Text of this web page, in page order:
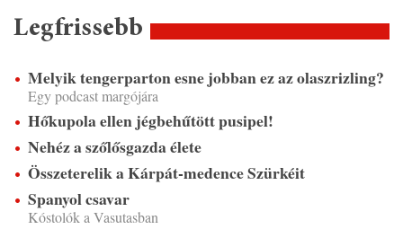
Legfrissebb
Melyik tengerparton esne jobban ez az olaszrizling?
Egy podcast margójára
Hőkupola ellen jégbehűtött pusipel!
Nehéz a szőlősgazda élete
Összeterelik a Kárpát-medence Szürkéit
Spanyol csavar
Kóstolók a Vasutasban